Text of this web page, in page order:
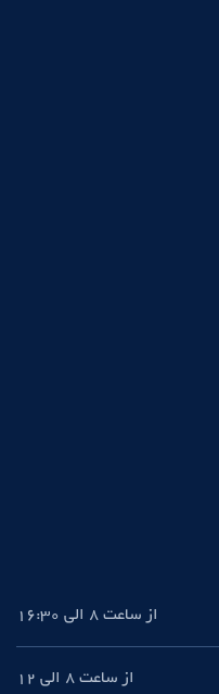
از ساعت 8 الی 16:30
از ساعت 8 الی 12